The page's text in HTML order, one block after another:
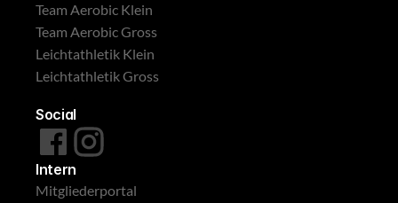
Team Aerobic Klein
Team Aerobic Gross
Leichtathletik Klein
Leichtathletik Gross
Social
Intern
Mitgliederportal